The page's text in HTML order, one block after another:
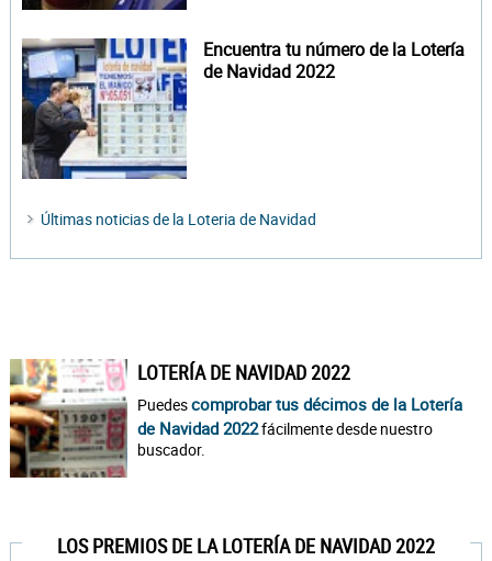
Encuentra tu número de la Lotería
de Navidad 2022
Últimas noticias de la Loteria de Navidad
LOTERÍA DE NAVIDAD 2022
Puedescomprobar tus décimos de la Lotería
de Navidad 2022fácilmente desde nuestro
buscador.
LOS PREMIOS DE LA LOTERÍA DE NAVIDAD 2022